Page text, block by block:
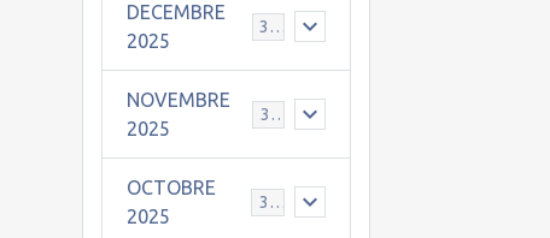
DECEMBRE
2025
30
NOVEMBRE
2025
30
OCTOBRE
2025
31